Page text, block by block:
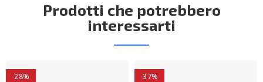
Prodotti che potrebbero
interessarti
-28% -37%